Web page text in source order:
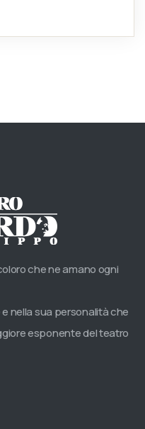
che ne amano ogni
nella sua personalità che
esponente del teatro